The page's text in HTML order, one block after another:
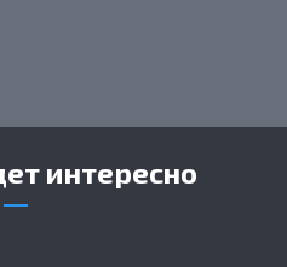
интересно